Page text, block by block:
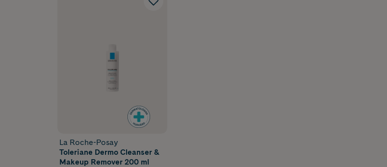
La Roche-Posay
Toleriane Dermo Cleanser &
Makeup Remover 200 ml